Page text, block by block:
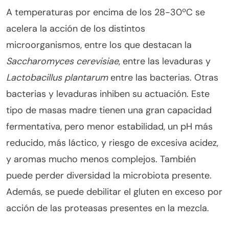
A temperaturas por encima de los 28-30ºC se
acelera la acción de los distintos
microorganismos, entre los que destacan la
Saccharomyces cerevisiae, entre las levaduras y
Lactobacillus plantarumentre las bacterias. Otras
bacterias y levaduras inhiben su actuación. Este
tipo de masas madre tienen una gran capacidad
fermentativa, pero menor estabilidad, un pH más
reducido, más láctico, y riesgo de excesiva acidez,
y aromas mucho menos complejos. También
puede perder diversidad la microbiota presente.
Además, se puede debilitar el gluten en exceso por
acción de las proteasas presentes en la mezcla.